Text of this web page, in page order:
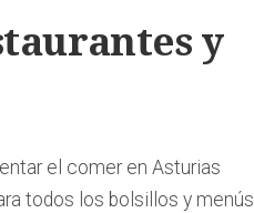
y
el comer en Asturias
todos los bolsillos y menús